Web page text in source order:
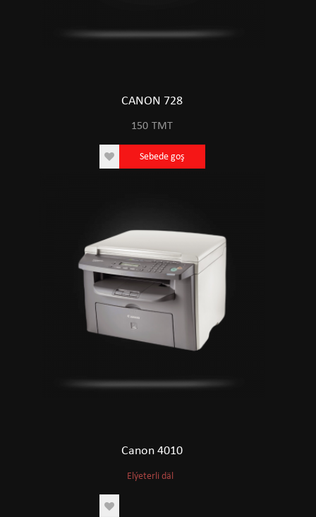
CANON 728
150 TMT
Sebede goş
Canon 4010
Elýeterli däl